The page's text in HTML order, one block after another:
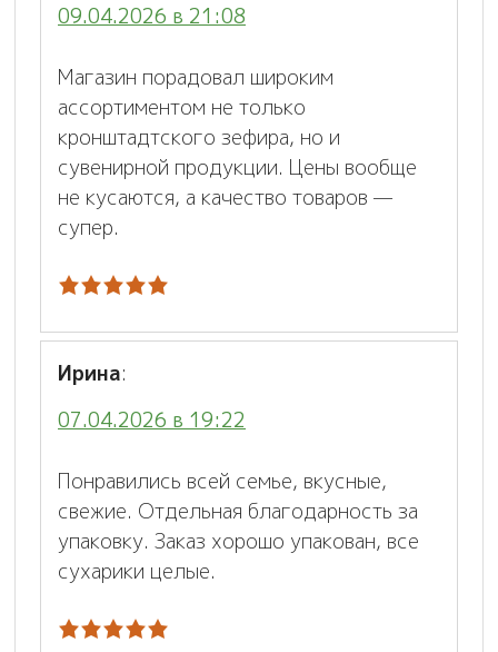
09.04.2026 в 21:08
Магазин порадовал широким
ассортиментом не только
кронштадтского зефира, но и
сувенирной продукции. Цены вообще
не кусаются, а качество товаров —
супер.
Ирина:
07.04.2026 в 19:22
Понравились всей семье, вкусные,
свежие. Отдельная благодарность за
упаковку. Заказ хорошо упакован, все
сухарики целые.